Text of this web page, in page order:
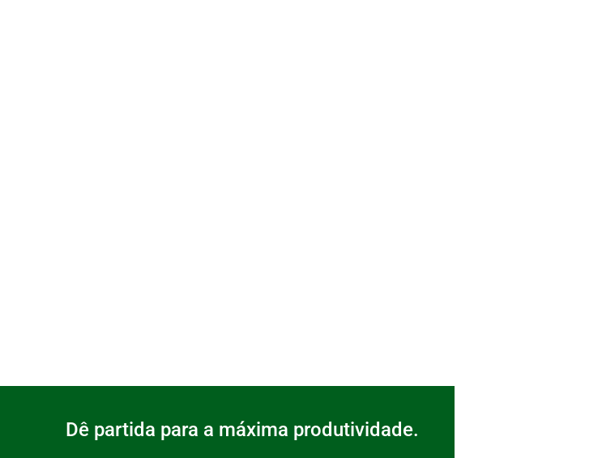
Dê partida para a máxima produtividade.